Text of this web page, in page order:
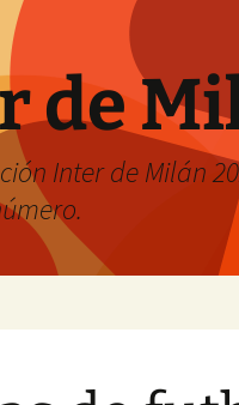
de
Inter de Milán